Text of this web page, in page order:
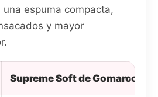
espuma compacta,
y mayor
Supreme Soft de Gomarco